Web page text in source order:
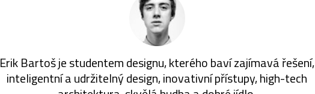
Erik Bartoš je studentem designu, kterého baví zajímavá řešení,
inteligentní a udržitelný design, inovativní přístupy, high-tech